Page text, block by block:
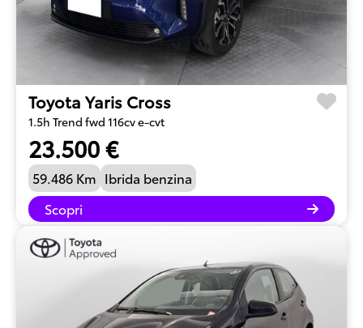
Toyota Yaris Cross
1.5h Trend fwd 116cv e-cvt
23.500 €
59.486 Km Ibrida benzina
Scopri